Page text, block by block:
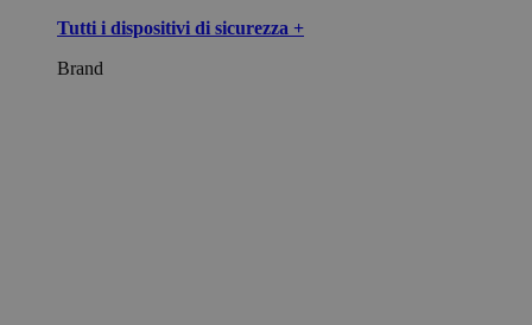
Tutti i dispositivi di sicurezza +
Brand